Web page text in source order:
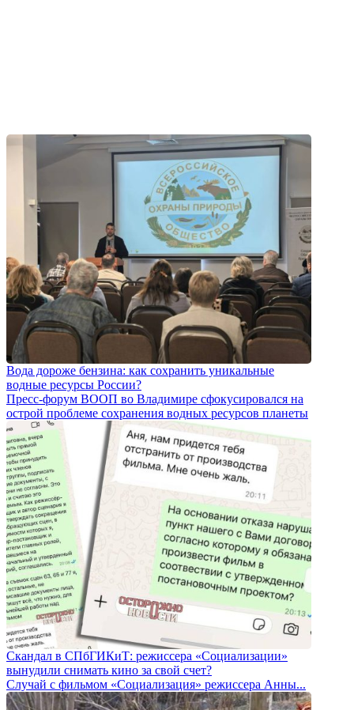
Вода дороже бензина: как сохранить уникальные
водные ресурсы России?
Пресс-форум ВООП во Владимире сфокусировался на
острой проблеме сохранения водных ресурсов планеты
Скандал в СПбГИКиТ: режиссера «Социализации»
вынудили снимать кино за свой счет?
Случай с фильмом «Социализация» режиссера Анны...